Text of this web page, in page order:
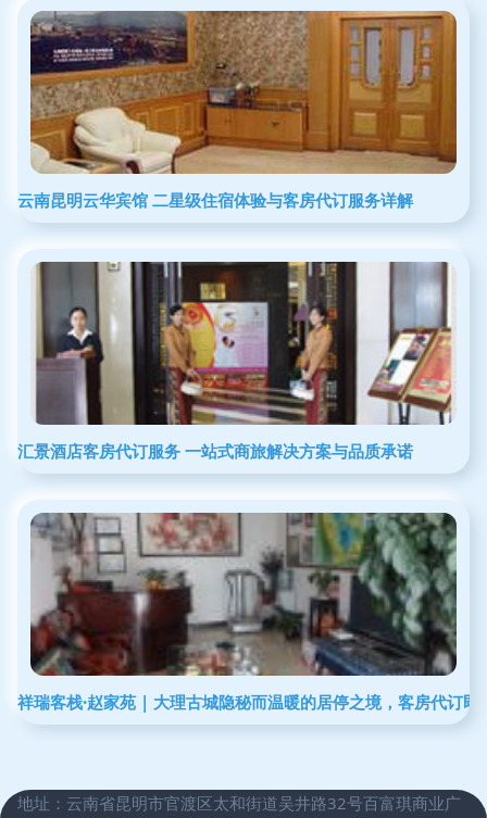
云南昆明云华宾馆 二星级住宿体验与客房代订服务详解
汇景酒店客房代订服务 一站式商旅解决方案与品质承诺
祥瑞客栈·赵家苑 | 大理古城隐秘而温暖的居停之境，客房代订即
地址：云南省昆明市官渡区太和街道吴井路32号百富琪商业广